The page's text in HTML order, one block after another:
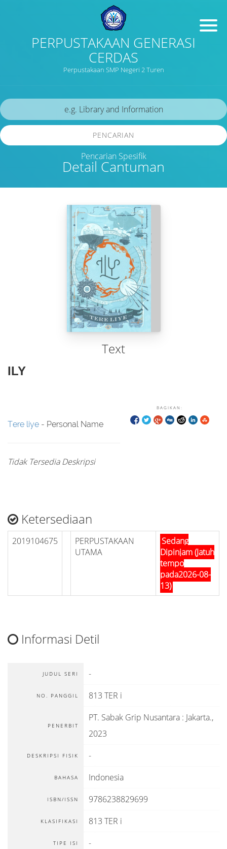
PERPUSTAKAAN GENERASI
CERDAS
Perpustakaan SMP Negeri 2 Turen
Detail Cantuman
PENCARIAN
Pencarian Spesifik
Text
ILY
BAGIKAN:
Tere liye - Personal Name
Tidak Tersedia Deskripsi
Ketersediaan
2019104675
PERPUSTAKAAN
UTAMA
Sedang
Dipinjam (Jatuh
tempo
pada2026-08-
13)
Informasi Detil
JUDUL SERI -
NO. PANGGIL 813 TER i
PENERBIT
PT. Sabak Grip Nusantara : Jakarta.,
2023
DESKRIPSI FISIK -
BAHASA Indonesia
ISBN/ISSN 9786238829699
KLASIFIKASI 813 TER i
TIPE ISI -